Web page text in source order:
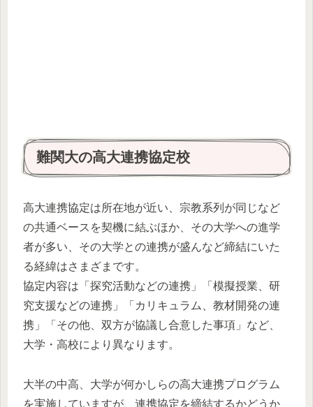
難関大の高大連携協定校
高大連携協定は所在地が近い、宗教系列が同じなど
の共通ベースを契機に結ぶほか、その大学への進学
者が多い、その大学との連携が盛んなど締結にいた
る経緯はさまざまです。
協定内容は「探究活動などの連携」「模擬授業、研
究支援などの連携」「カリキュラム、教材開発の連
携」「その他、双方が協議し合意した事項」など、
大学・高校により異なります。
大半の中高、大学が何かしらの高大連携プログラム
を実施していますが、連携協定を締結するかどうか